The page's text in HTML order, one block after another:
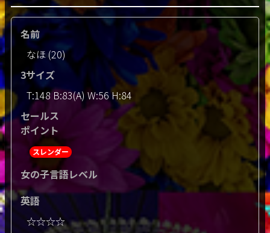
名前
なほ (20)
3サイズ
T:148 B:83(A) W:56 H:84
セールス
ポイント
スレンダー
女の子言語レベル
英語
☆☆☆☆